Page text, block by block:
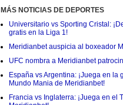
MÁS NOTICIAS DE DEPORTES
Universitario vs Sporting Cristal:
gratis en la Liga 1!
Meridianbet auspicia al boxeador
UFC nombra a Meridianbet
España vs Argentina: ¡Juega en
Mundo Mania de Meridianbet!
Francia vs Inglaterra: ¡Juega en